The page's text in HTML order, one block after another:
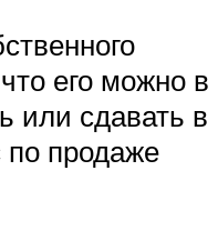
его можно в
или сдавать в
по продаже